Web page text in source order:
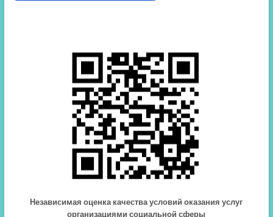
Независимая оценка качества условий оказания услуг
организациями социальной сферы